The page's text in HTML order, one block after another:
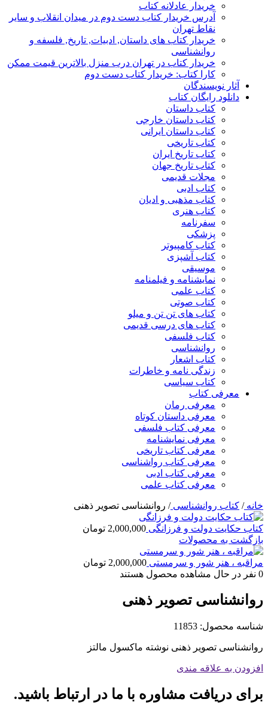
خریدار عادلانه کتاب
آدرس خریدار کتاب دست دوم در میدان انقلاب و سایر
نقاط تهران
خریدار کتاب های داستان, ادبیات, تاریخ, فلسفه و
روانشناسی
خریدار کتاب در تهران درب منزل بالاترین قیمت ممکن
کارا کتاب: خریدار کتاب دست دوم
آثار نویسندگان
دانلود رایگان کتاب
کتاب داستان
کتاب داستان خارجی
کتاب داستان ایرانی
کتاب تاریخی
کتاب تاریخ ایران
کتاب تاریخ جهان
مجلات قدیمی
کتاب ادبی
کتاب مذهبی و ادیان
کتاب هنری
سفرنامه
پزشکی
کتاب کامپیوتر
کتاب آشپزی
موسیقی
نمایشنامه و فیلمنامه
کتاب علمی
کتاب صوتی
کتاب های تن تن و میلو
کتاب های درسی قدیمی
کتاب فلسفی
روانشناسی
کتاب اشعار
زندگی نامه و خاطرات
کتاب سیاسی
معرفی کتاب
معرفی رمان
معرفی داستان کوتاه
معرفی کتاب فلسفی
معرفی نمایشنامه
معرفی کتاب تاریخی
معرفی کتاب رواشناسی
معرفی کتاب ادبی
معرفی کتاب علمی
خانه/ کتاب روانشناسی/ روانشناسی تصویر ذهنی
کتاب حکایت دولت و فرزانگی 2,000,000 تومان
بازگشت به محصولات
مراقبه ، هنر شور و سرمستی 2,000,000 تومان
0 نفر در حال مشاهده محصول هستند
روانشناسی تصویر ذهنی
شناسه محصول: 11853
روانشناسی تصویر ذهنی نوشته ماکسول مالتز
افزودن به علاقه مندی
برای دریافت مشاوره با ما در ارتباط باشید.